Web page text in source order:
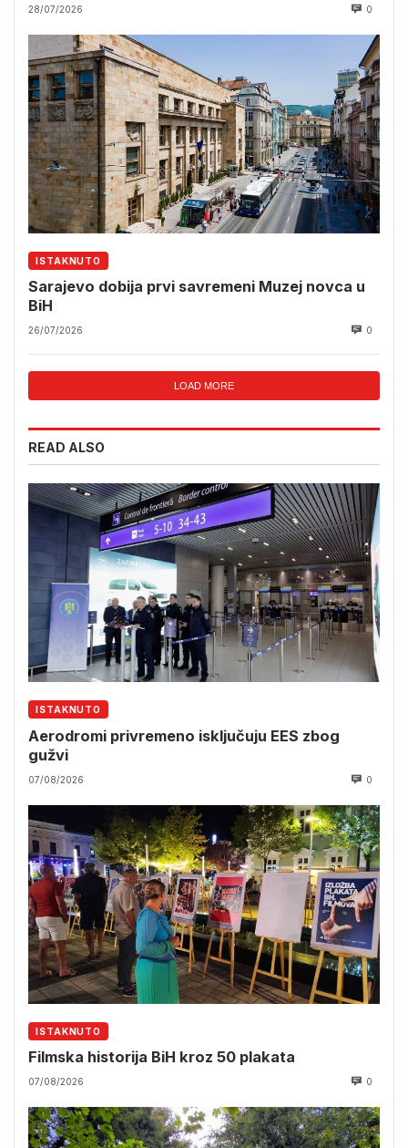
28/07/2026 0
ISTAKNUTO
Sarajevo dobija prvi savremeni Muzej novca u
BiH
26/07/2026 0
LOAD MORE
READ ALSO
ISTAKNUTO
Aerodromi privremeno isključuju EES zbog
gužvi
07/08/2026 0
ISTAKNUTO
Filmska historija BiH kroz 50 plakata
07/08/2026 0